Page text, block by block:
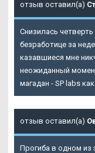
отзыв оставил(а)
Снизилась
безработице за
казавшиеся мне
неожиданный
магадан - SP labs
отзыв оставил(а)
Прогиба в одном из